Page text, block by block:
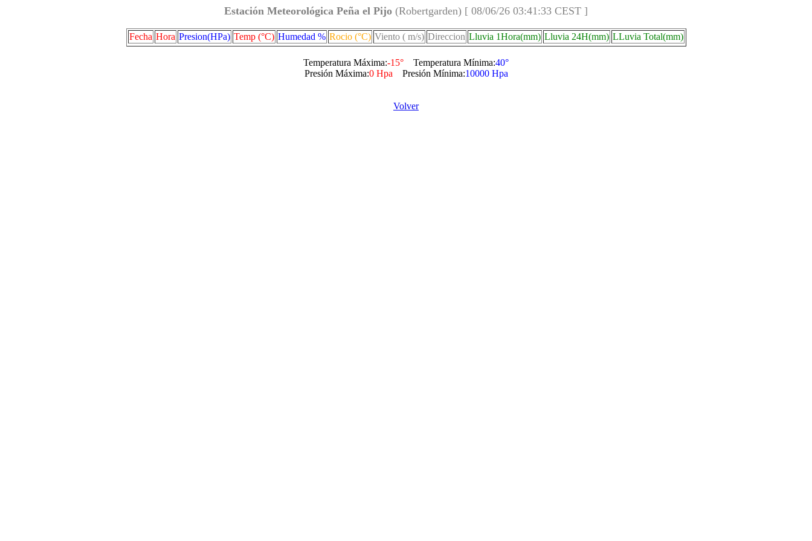
Estación Meteorológica Peña el Pijo (Robertgarden) [ 08/06/26 03:41:33 CEST ]
Fecha Hora Presion(HPa) Temp (°C) Humedad % Rocio (°C) Viento ( m/s) Direccion Lluvia 1Hora(mm) Lluvia 24H(mm) LLuvia Total(mm)
Temperatura Máxima:-15° Temperatura Mínima:40°
Presión Máxima:0 Hpa Presión Mínima:10000 Hpa
Volver